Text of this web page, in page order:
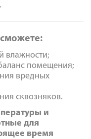
влажности;
помещения;
вредных
сквозняков.
и
для
время